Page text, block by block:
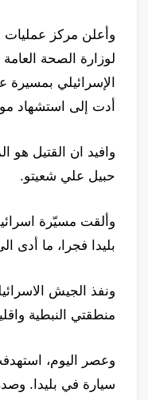
وأعلن مركز عمليات
لوزارة الصحة
الإسرائيلي
أدت إلى استشهاد
وافيد ان القتيل هو
حبيل علي شعيتو.
وألقت مسيّرة
بليدا فجرا، ما أدى
ونفذ الجيش
منطقتي النبطية
وعصر اليوم،
سيارة في بليدا.